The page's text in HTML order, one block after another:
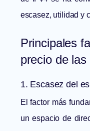
escasez, utilidad y
Principales
precio de
1. Escasez del
El factor más
un espacio de